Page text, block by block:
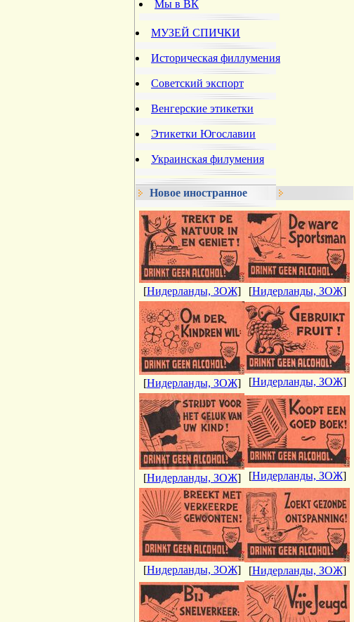
Мы в ВК
МУЗЕЙ СПИЧКИ
Историческая филлумения
Советский экспорт
Венгерские этикетки
Этикетки Югославии
Украинская филумения
Новое иностранное
[Нидерланды, ЗОЖ] [Нидерланды, ЗОЖ]
[Нидерланды, ЗОЖ] [Нидерланды, ЗОЖ]
[Нидерланды, ЗОЖ] [Нидерланды, ЗОЖ]
[Нидерланды, ЗОЖ] [Нидерланды, ЗОЖ]